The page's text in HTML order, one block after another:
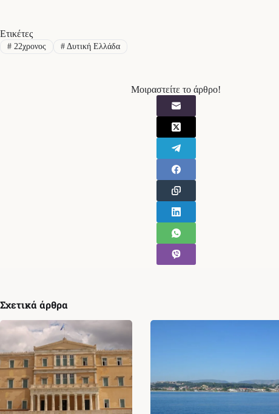
Ετικέτες
#22χρονος #Δυτική Ελλάδα
Μοιραστείτε το άρθρο!
Σχετικά άρθρα